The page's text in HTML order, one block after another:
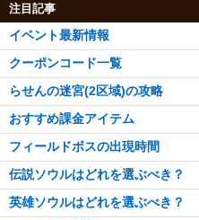
注目記事
イベント最新情報
クーポンコード一覧
らせんの迷宮(2区域)の攻略
おすすめ課金アイテム
フィールドボスの出現時間
伝説ソウルはどれを選ぶべき？
英雄ソウルはどれを選ぶべき？